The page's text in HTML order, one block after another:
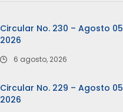
Circular No. 230 – Agosto
2026
6 agosto, 2026
Circular No. 229 – Agosto
2026